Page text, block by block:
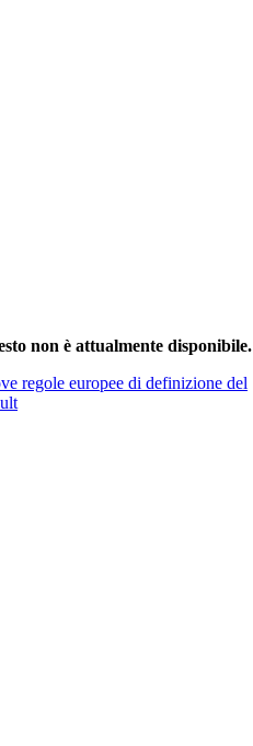
non è attualmente disponibile.
regole europee di definizione del